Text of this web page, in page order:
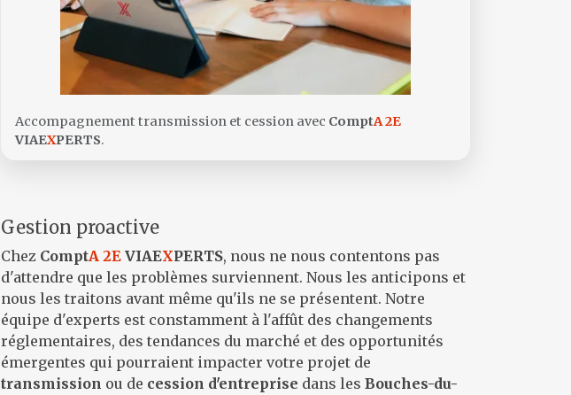
Accompagnement transmission et cession avec ComptA 2E
VIAEXPERTS.
Gestion proactive
Chez ComptA 2E VIAEXPERTS, nous ne nous contentons pas
d'attendre que les problèmes surviennent. Nous les anticipons et
nous les traitons avant même qu'ils ne se présentent. Notre
équipe d'experts est constamment à l'affût des changements
réglementaires, des tendances du marché et des opportunités
émergentes qui pourraient impacter votre projet de
transmission ou de cession d'entreprise dans les Bouches-du-